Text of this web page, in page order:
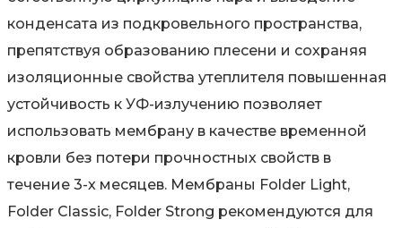
конденсата из подкровельного пространства,
препятствуя образованию плесени и сохраняя
изоляционные свойства утеплителя повышенная
устойчивость к УФ-излучению позволяет
использовать мембрану в качестве временной
кровли без потери прочностных свойств в
течение 3-х месяцев. Мембраны Folder Light,
Folder Classic, Folder Strong рекомендуются для